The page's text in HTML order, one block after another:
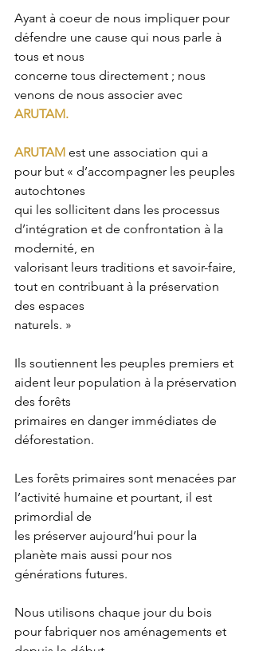
Ayant à coeur de nous impliquer pour
défendre une cause qui nous parle à
tous et nous
concerne tous directement ; nous
venons de nous associer avec
ARUTAM.
ARUTAM est une association qui a
pour but « d’accompagner les peuples
autochtones
qui les sollicitent dans les processus
d’intégration et de confrontation à la
modernité, en
valorisant leurs traditions et savoir-faire,
tout en contribuant à la préservation
des espaces
naturels. »
Ils soutiennent les peuples premiers et
aident leur population à la préservation
des forêts
primaires en danger immédiates de
déforestation.
Les forêts primaires sont menacées par
l’activité humaine et pourtant, il est
primordial de
les préserver aujourd’hui pour la
planète mais aussi pour nos
générations futures.
Nous utilisons chaque jour du bois
pour fabriquer nos aménagements et